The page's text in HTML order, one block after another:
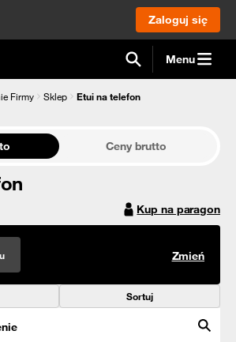
Zaloguj się
Menu
Firmy Sklep Etui na telefon
Ceny brutto
Kup na paragon
Zmień
Sortuj